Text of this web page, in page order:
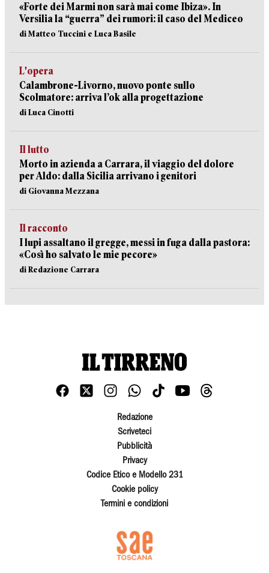
«Forte dei Marmi non sarà mai come Ibiza». In
Versilia la “guerra” dei rumori: il caso del Mediceo
di Matteo Tuccini e Luca Basile
L'opera
Calambrone-Livorno, nuovo ponte sullo
Scolmatore: arriva l’ok alla progettazione
di Luca Cinotti
Il lutto
Morto in azienda a Carrara, il viaggio del dolore
per Aldo: dalla Sicilia arrivano i genitori
di Giovanna Mezzana
Il racconto
I lupi assaltano il gregge, messi in fuga dalla pastora:
«Così ho salvato le mie pecore»
di Redazione Carrara
Redazione
Scriveteci
Pubblicità
Privacy
Codice Etico e Modello 231
Cookie policy
Termini e condizioni